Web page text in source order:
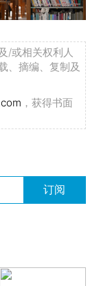
/或相关权利人
、摘编、复制及
，获得书面
订阅